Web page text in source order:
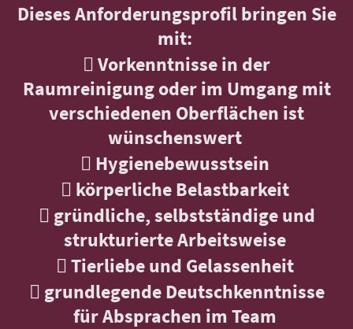
Dieses Anforderungsprofil bringen Sie
mit:
 Vorkenntnisse in der
Raumreinigung oder im Umgang mit
verschiedenen Oberflächen ist
wünschenswert
 Hygienebewusstsein
 körperliche Belastbarkeit
 gründliche, selbstständige und
strukturierte Arbeitsweise
 Tierliebe und Gelassenheit
 grundlegende Deutschkenntnisse
für Absprachen im Team